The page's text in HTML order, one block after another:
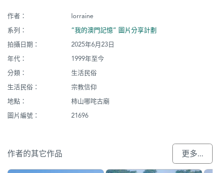
作者：
lorraine
系列：
“我的澳門記憶” 圖片分享計劃
拍攝日期：
2025年6月23日
年代：
1999年至今
分類：
生活民俗
生活民俗：
宗教信仰
地點：
柿山哪咤古廟
圖片編號：
21696
作者的其它作品 更多...